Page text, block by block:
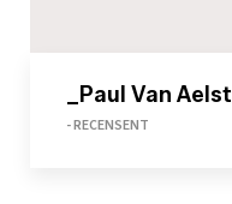
_Paul Van Aelst
- RECENSENT